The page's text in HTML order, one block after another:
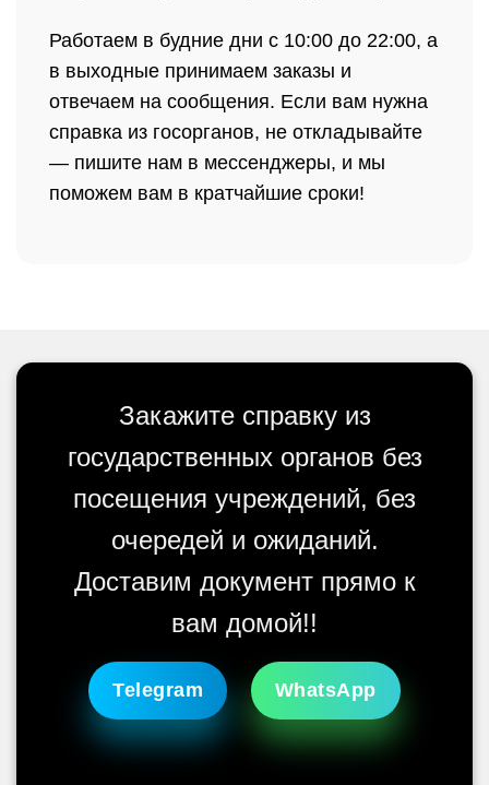
Работаем в будние дни с 10:00 до 22:00, а
в выходные принимаем заказы и
отвечаем на сообщения. Если вам нужна
справка из госорганов, не откладывайте
— пишите нам в мессенджеры, и мы
поможем вам в кратчайшие сроки!
Закажите справку из
государственных органов без
посещения учреждений, без
очередей и ожиданий.
Доставим документ прямо к
вам домой!!
Telegram WhatsApp